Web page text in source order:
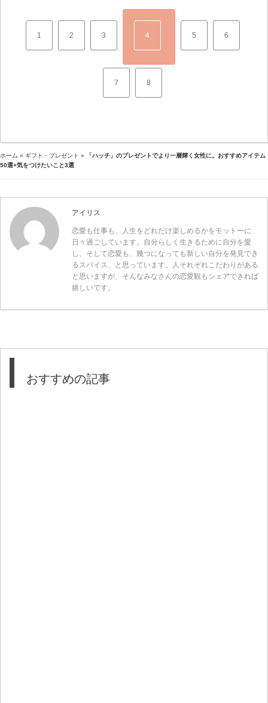
1 2 3 4 5 6
7 8
ホーム » ギフト・プレゼント »
「ハッチ」のプレゼントでより一層輝く女性に。おすすめアイテム
50選+気をつけたいこと3選
アイリス
恋愛も仕事も、人生をどれだけ楽しめるかをモットーに
日々過ごしています。自分らしく生きるために自分を愛
し、そして恋愛も、幾つになっても新しい自分を発見でき
るスパイス、と思っています。人それぞれこだわりがある
と思いますが、そんなみなさんの恋愛観もシェアできれば
嬉しいです。
おすすめの記事